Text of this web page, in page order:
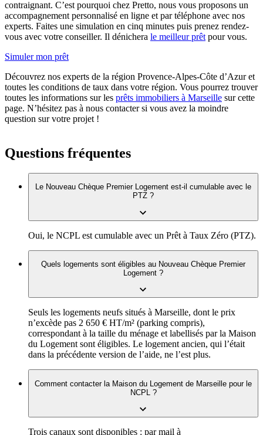
contraignant. C’est pourquoi chez Pretto, nous vous proposons un
accompagnement personnalisé en ligne et par téléphone avec nos
experts. Faites une simulation en cinq minutes puis prenez rendez-
vous avec votre conseiller. Il dénichera le meilleur prêt pour vous.
Simuler mon prêt
Découvrez nos experts de la région Provence-Alpes-Côte d’Azur et
toutes les conditions de taux dans votre région. Vous pourrez trouver
toutes les informations sur les prêts immobiliers à Marseille sur cette
page. N’hésitez pas à nous contacter si vous avez la moindre
question sur votre projet !
Questions fréquentes
Le Nouveau Chèque Premier Logement est-il cumulable avec le
PTZ ?
Oui, le NCPL est cumulable avec un Prêt à Taux Zéro (PTZ).
Quels logements sont éligibles au Nouveau Chèque Premier
Logement ?
Seuls les logements neufs situés à Marseille, dont le prix
n’excède pas 2 650 € HT/m² (parking compris),
correspondant à la taille du ménage et labellisés par la Maison
du Logement sont éligibles. Le logement ancien, qui l’était
dans la précédente version de l’aide, ne l’est plus.
Comment contacter la Maison du Logement de Marseille pour le
NCPL ?
Trois canaux sont disponibles : par mail à